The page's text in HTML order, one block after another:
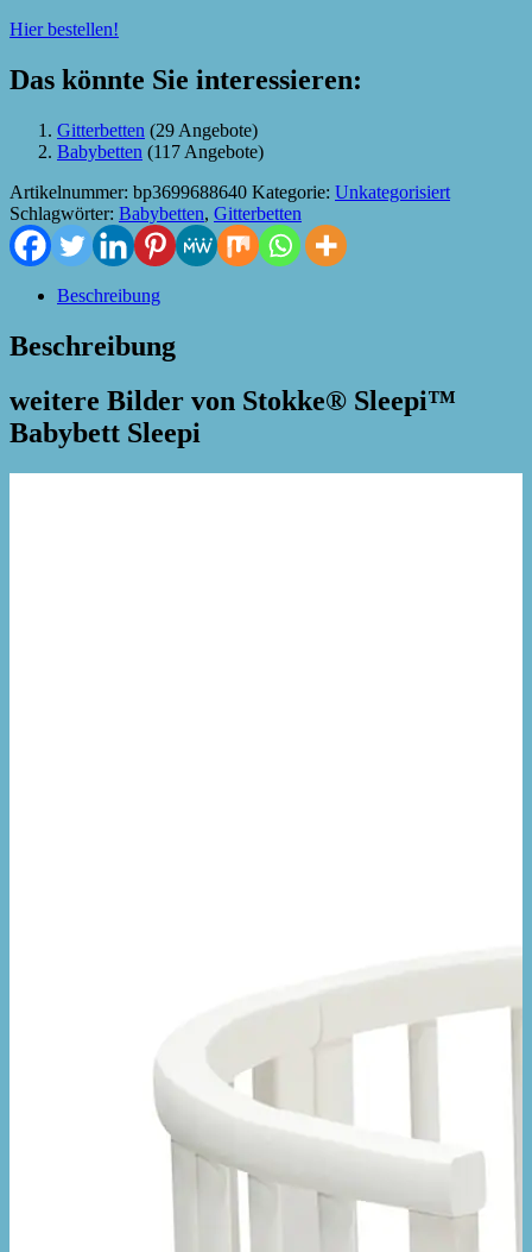
Hier bestellen!
Das könnte Sie interessieren:
Gitterbetten (29 Angebote)
Babybetten (117 Angebote)
Artikelnummer: bp3699688640 Kategorie: Unkategorisiert
Schlagwörter: Babybetten, Gitterbetten
Beschreibung
Beschreibung
weitere Bilder von Stokke® Sleepi™
Babybett Sleepi